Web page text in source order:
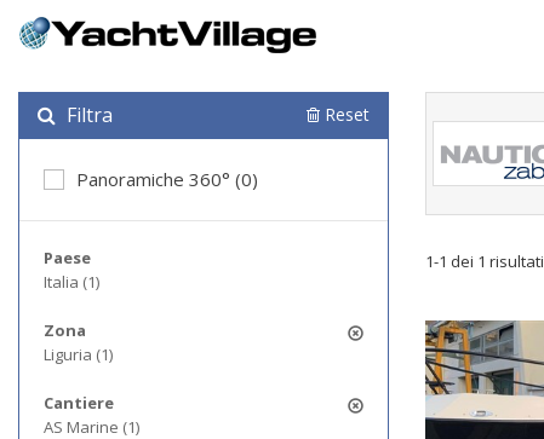
Filtra Reset
Panoramiche 360° (0)
Paese
Italia (1)
Zona
Liguria (1)
Cantiere
AS Marine (1)
1-1 dei 1 risultati